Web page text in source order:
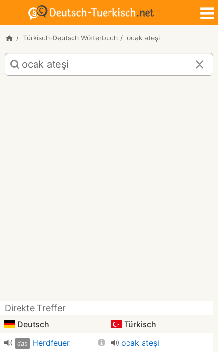
Türkisch-Deutsch Wörterbuch ocak ateşi
Türkisch-
Deutsch
Übersetzung
Direkte Treffer
Deutsch Türkisch
das Herdfeuer ocak ateşi